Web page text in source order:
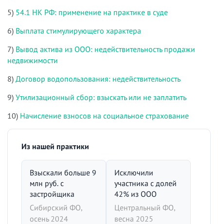
5) 54.1 НК РФ: применение на практике в суде
6) Выплата стимулирующего характера
7) Вывод актива из ООО: недействительность продажи
недвижимости
8) Договор водопользования: недействительность
9) Утилизационный сбор: взыскать или не заплатить
10) Начисление взносов на социальное страхование
Из нашей практики
Взыскали больше 9
млн руб. с
застройщика
Сибирский ФО,
осень 2024
Исключили
участника с долей
42% из ООО
Центральный ФО,
весна 2025